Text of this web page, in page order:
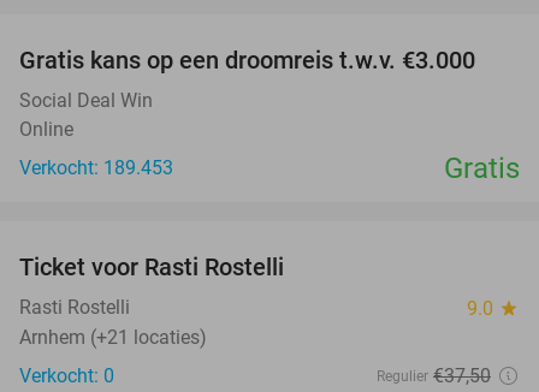
Gratis kans op een droomreis t.w.v. €3.000
Social Deal Win
Online
Verkocht: 189.453
Gratis
TODAY
Ticket voor Rasti Rostelli
Rasti Rostelli 9.0 star
Arnhem (+21 locaties)
Verkocht: 0
Regulier €37,50